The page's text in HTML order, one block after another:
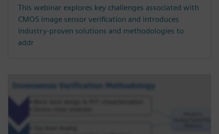
This webinar explores key challenges associated with
CMOS image sensor verification and introduces
industry-proven solutions and methodologies to
addr